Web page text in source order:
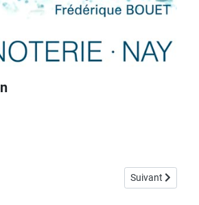
"cadeaux d'artistes" 2013Article suivant :
Suivant